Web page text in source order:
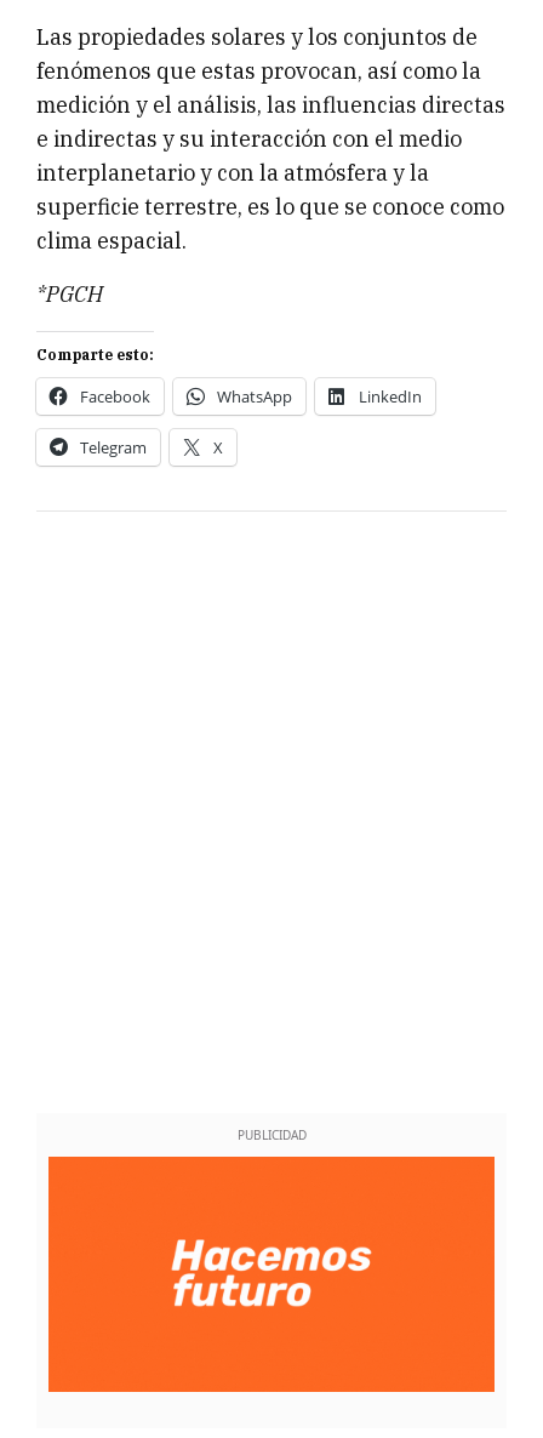
Las propiedades solares y los conjuntos de
fenómenos que estas provocan, así como la
medición y el análisis, las influencias directas
e indirectas y su interacción con el medio
interplanetario y con la atmósfera y la
superficie terrestre, es lo que se conoce como
clima espacial.
*PGCH
Comparte esto:
Facebook WhatsApp LinkedIn
Telegram X